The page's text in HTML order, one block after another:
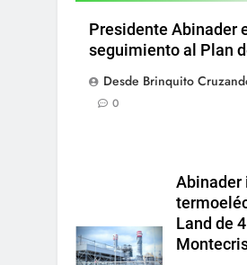
Presidente Abinader
seguimiento al Plan
Desde Brinquito
0
Abinader
Land de